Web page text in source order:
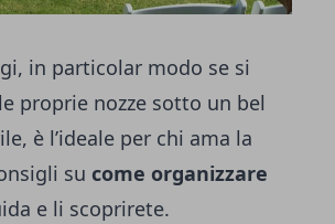
in particolar modo se si
proprie nozze sotto un bel
è l’ideale per chi ama la
su come organizzare
e li scoprirete.